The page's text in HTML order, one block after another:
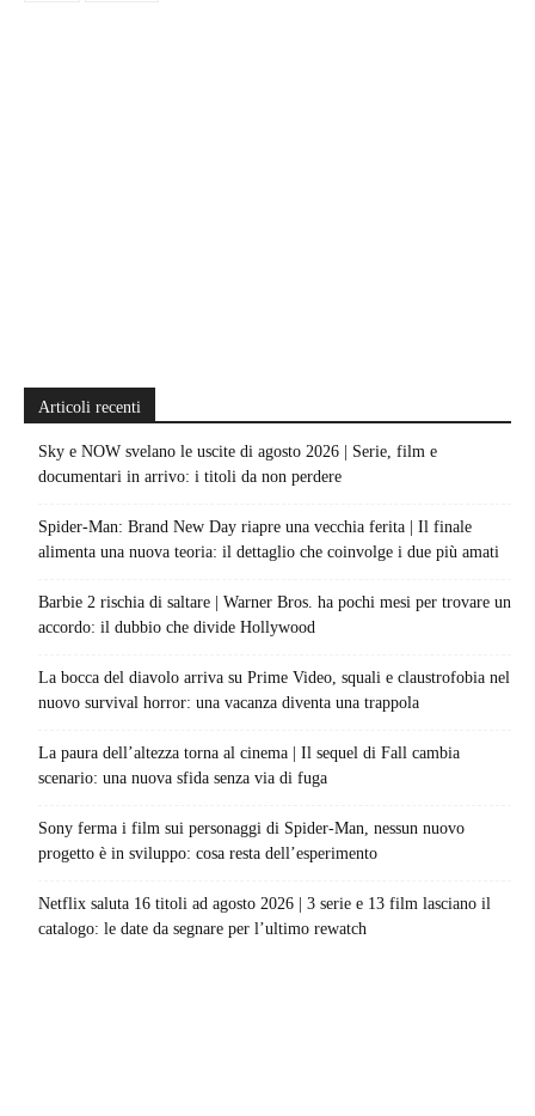
Articoli recenti
Sky e NOW svelano le uscite di agosto 2026 | Serie, film e
documentari in arrivo: i titoli da non perdere
Spider-Man: Brand New Day riapre una vecchia ferita | Il finale
alimenta una nuova teoria: il dettaglio che coinvolge i due più amati
Barbie 2 rischia di saltare | Warner Bros. ha pochi mesi per trovare un
accordo: il dubbio che divide Hollywood
La bocca del diavolo arriva su Prime Video, squali e claustrofobia nel
nuovo survival horror: una vacanza diventa una trappola
La paura dell’altezza torna al cinema | Il sequel di Fall cambia
scenario: una nuova sfida senza via di fuga
Sony ferma i film sui personaggi di Spider-Man, nessun nuovo
progetto è in sviluppo: cosa resta dell’esperimento
Netflix saluta 16 titoli ad agosto 2026 | 3 serie e 13 film lasciano il
catalogo: le date da segnare per l’ultimo rewatch